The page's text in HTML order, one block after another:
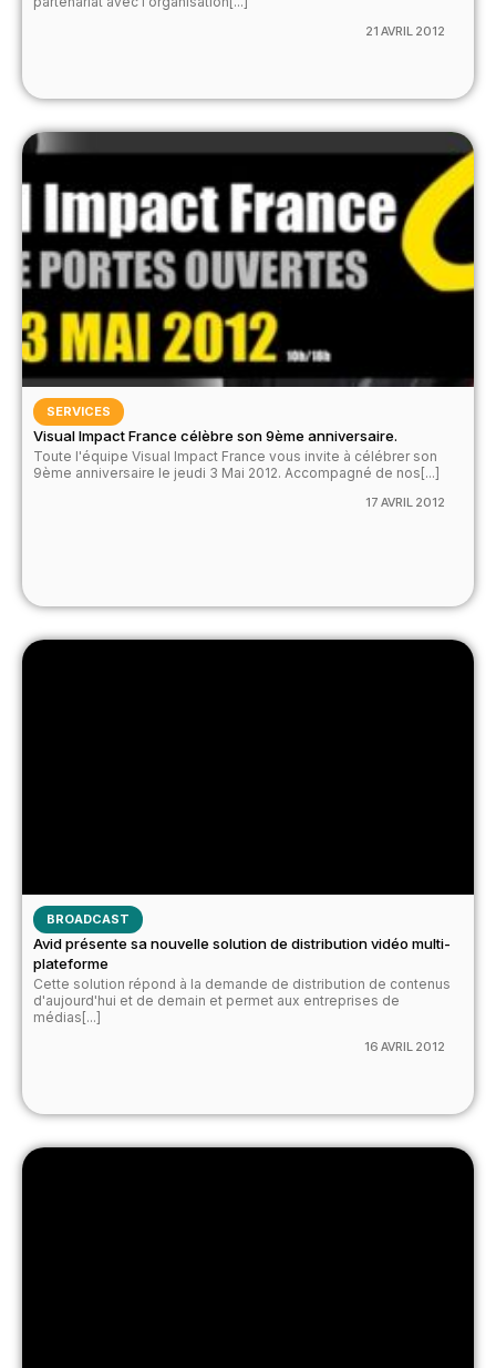
21 AVRIL 2012
SERVICES
Visual Impact France célèbre son 9ème anniversaire.
Toute l'équipe Visual Impact France vous invite à célébrer son
9ème anniversaire le jeudi 3 Mai 2012. Accompagné de nos[...]
17 AVRIL 2012
BROADCAST
Avid présente sa nouvelle solution de distribution vidéo multi-
plateforme
Cette solution répond à la demande de distribution de contenus
d'aujourd'hui et de demain et permet aux entreprises de
médias[...]
16 AVRIL 2012